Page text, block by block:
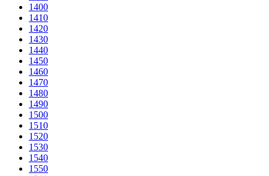
1400
1410
1420
1430
1440
1450
1460
1470
1480
1490
1500
1510
1520
1530
1540
1550